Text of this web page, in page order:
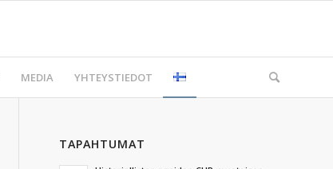
MEDIA YHTEYSTIEDOT
TAPAHTUMAT